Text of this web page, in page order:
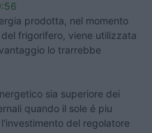
prodotta, nel momento
frigorifero, viene utilizzata
lo trarrebbe
sia superiore dei
quando il sole é piu
del regolatore